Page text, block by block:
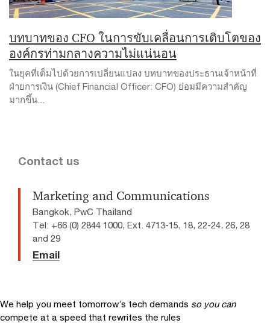
บทบาทของ CFO ในการขับเคลื่อนการเติบโตของ
องค์กรท่ามกลางความไม่แน่นอน
ในยุคที่เต็มไปด้วยการเปลี่ยนแปลง บทบาทของประธานเจ้าหน้าที่
ฝ่ายการเงิน (Chief Financial Officer: CFO) ย่อมมีความสำคัญ
มากขึ้น...
Contact us
Marketing and Communications
Bangkok, PwC Thailand
Tel: +66 (0) 2844 1000, Ext. 4713-15, 18, 22-24, 26, 28
and 29
Email
We help you meet tomorrow’s tech demands so you can
compete at a speed that rewrites the rules